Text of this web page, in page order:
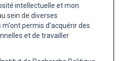
intellectuelle et mon
sein de diverses
permis d'acquérir des
et de travailler